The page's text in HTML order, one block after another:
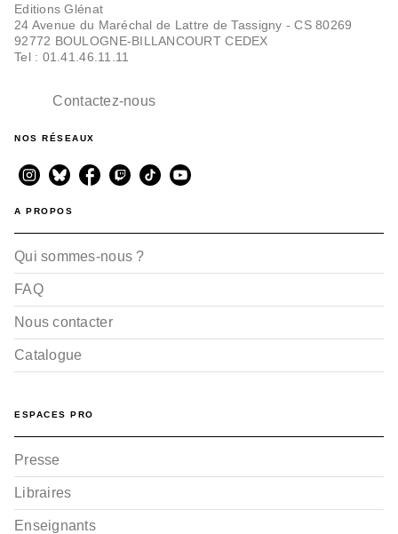
Editions Glénat
24 Avenue du Maréchal de Lattre de Tassigny - CS 80269
92772 BOULOGNE-BILLANCOURT CEDEX
Tel : 01.41.46.11.11
Contactez-nous
NOS RÉSEAUX
A PROPOS
Qui sommes-nous ?
FAQ
Nous contacter
Catalogue
ESPACES PRO
Presse
Libraires
Enseignants